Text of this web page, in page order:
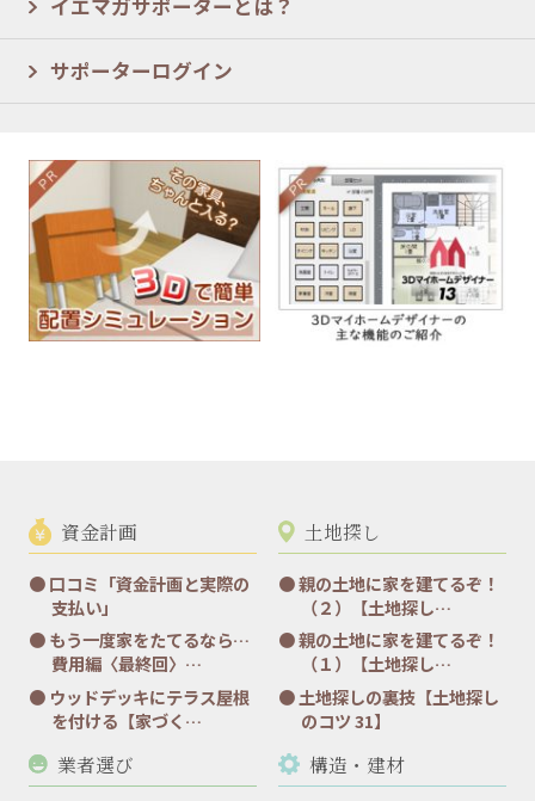
イエマガサポーターとは？
サポーターログイン
資金計画
口コミ「資金計画と実際の
支払い」
もう一度家をたてるなら…
費用編〈最終回〉…
ウッドデッキにテラス屋根
を付ける【家づく…
土地探し
親の土地に家を建てるぞ！
（２）【土地探し…
親の土地に家を建てるぞ！
（１）【土地探し…
土地探しの裏技【土地探し
のコツ 31】
業者選び 構造・建材